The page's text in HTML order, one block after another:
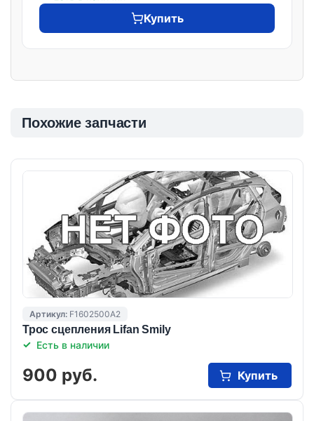
Купить
Похожие запчасти
Артикул: F1602500A2
Трос сцепления Lifan Smily
Есть в наличии
900 руб. Купить